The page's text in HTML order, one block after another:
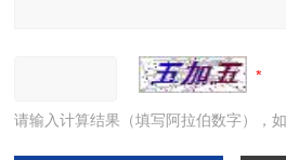
请输入计算结果（填写阿拉伯数字），